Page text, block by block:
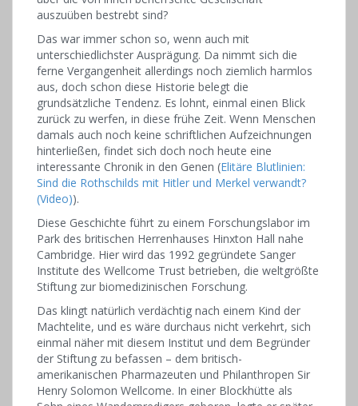
auszuüben bestrebt sind?
Das war immer schon so, wenn auch mit
unterschiedlichster Ausprägung. Da nimmt sich die
ferne Vergangenheit allerdings noch ziemlich harmlos
aus, doch schon diese Historie belegt die
grundsätzliche Tendenz. Es lohnt, einmal einen Blick
zurück zu werfen, in diese frühe Zeit. Wenn Menschen
damals auch noch keine schriftlichen Aufzeichnungen
hinterließen, findet sich doch noch heute eine
interessante Chronik in den Genen (Elitäre Blutlinien:
Sind die Rothschilds mit Hitler und Merkel verwandt?
(Video)).
Diese Geschichte führt zu einem Forschungslabor im
Park des britischen Herrenhauses Hinxton Hall nahe
Cambridge. Hier wird das 1992 gegründete Sanger
Institute des Wellcome Trust betrieben, die weltgrößte
Stiftung zur biomedizinischen Forschung.
Das klingt natürlich verdächtig nach einem Kind der
Machtelite, und es wäre durchaus nicht verkehrt, sich
einmal näher mit diesem Institut und dem Begründer
der Stiftung zu befassen – dem britisch-
amerikanischen Pharmazeuten und Philanthropen Sir
Henry Solomon Wellcome. In einer Blockhütte als